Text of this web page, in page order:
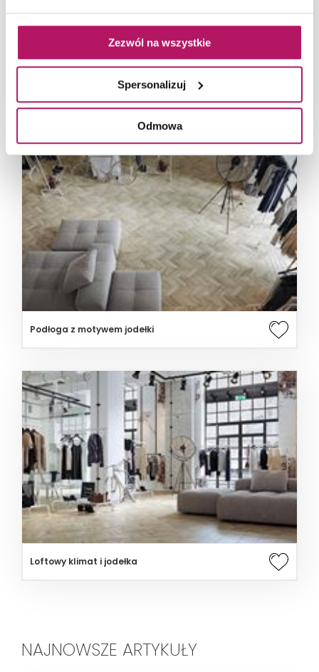
Zezwól na wszystkie
Spersonalizuj
Odmowa
Podłoga z motywem jodełki
Loftowy klimat i jodełka
NAJNOWSZE ARTYKUŁY